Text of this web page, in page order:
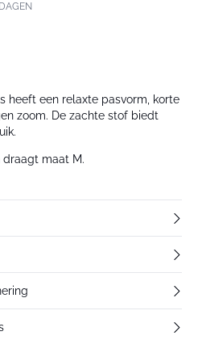
heeft een relaxte pasvorm, korte
zoom. De zachte stof biedt
draagt maat M.